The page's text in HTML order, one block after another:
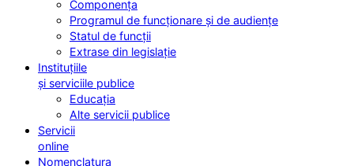
Componența
Programul de funcționare și de audiențe
Statul de funcții
Extrase din legislație
Instituțiile
și serviciile publice
Educația
Alte servicii publice
Servicii
online
Nomenclatura